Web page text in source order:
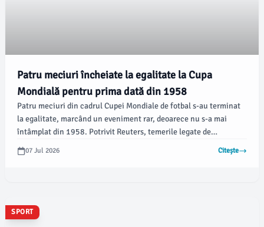
Patru meciuri încheiate la egalitate la Cupa
Mondială pentru prima dată din 1958
Patru meciuri din cadrul Cupei Mondiale de fotbal s-au terminat
la egalitate, marcând un eveniment rar, deoarece nu s-a mai
întâmplat din 1958. Potrivit Reuters, temerile legate de
dominația europeană la turneul din Statele Unite, Mexic și
Canada continuă să fie alimentate de aceste rezultate
07 Jul 2026 Citește
SPORT